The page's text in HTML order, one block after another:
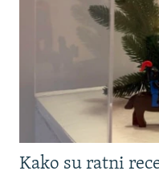
Kako su ratni